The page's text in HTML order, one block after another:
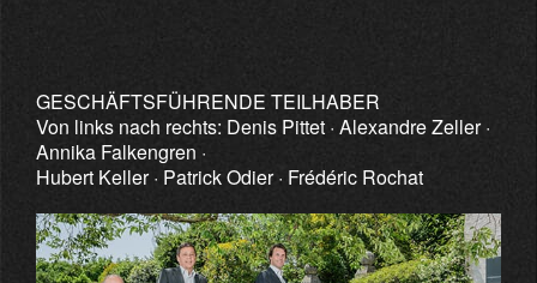
GESCHÄFTSFÜHRENDE TEILHABER
Von links nach rechts: Denis Pittet · Alexandre Zeller ·
Annika Falkengren ·
Hubert Keller · Patrick Odier · Frédéric Rochat